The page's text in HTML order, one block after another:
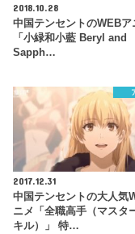
2018.10.28
中国テンセントのWEBア
「小緑和小藍 Beryl and
Sapph…
2017.12.31
中国テンセントの大人気
ニメ「全職高手（マスタ
キル）」 特…